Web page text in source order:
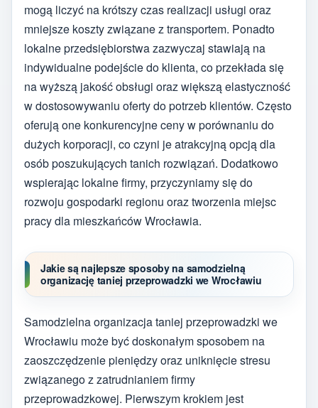
mogą liczyć na krótszy czas realizacji usługi oraz
mniejsze koszty związane z transportem. Ponadto
lokalne przedsiębiorstwa zazwyczaj stawiają na
indywidualne podejście do klienta, co przekłada się
na wyższą jakość obsługi oraz większą elastyczność
w dostosowywaniu oferty do potrzeb klientów. Często
oferują one konkurencyjne ceny w porównaniu do
dużych korporacji, co czyni je atrakcyjną opcją dla
osób poszukujących tanich rozwiązań. Dodatkowo
wspierając lokalne firmy, przyczyniamy się do
rozwoju gospodarki regionu oraz tworzenia miejsc
pracy dla mieszkańców Wrocławia.
Jakie są najlepsze sposoby na samodzielną
organizację taniej przeprowadzki we Wrocławiu
Samodzielna organizacja taniej przeprowadzki we
Wrocławiu może być doskonałym sposobem na
zaoszczędzenie pieniędzy oraz uniknięcie stresu
związanego z zatrudnianiem firmy
przeprowadzkowej. Pierwszym krokiem jest